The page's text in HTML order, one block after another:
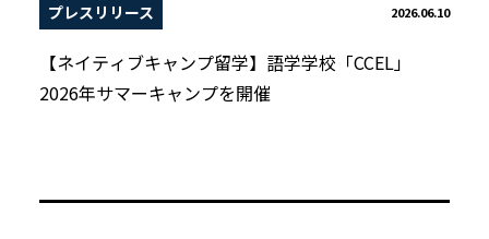
プレスリリース 2026.06.10
【ネイティブキャンプ留学】語学学校「CCEL」
2026年サマーキャンプを開催